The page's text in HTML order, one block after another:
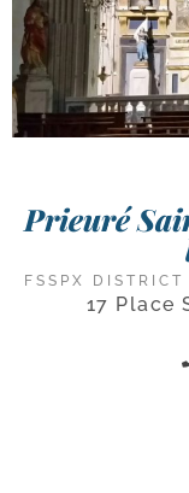
Prieuré
FSSPX DISTRICT
17 Place